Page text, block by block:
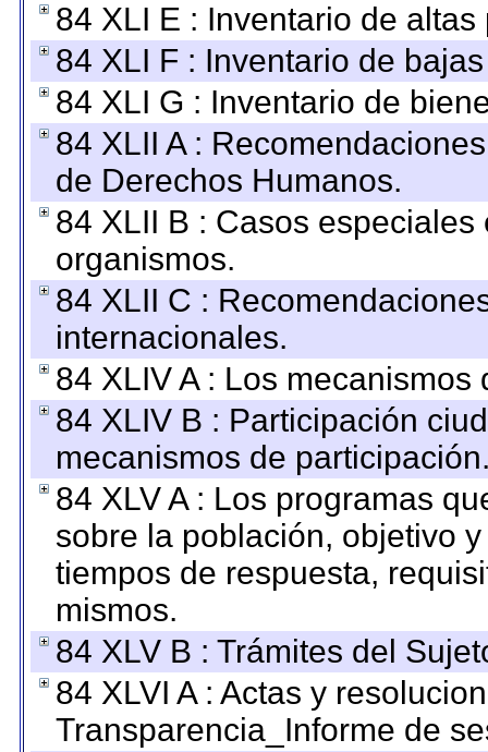
84 XLI E : Inventario de
84 XLI F : Inventario de
84 XLI G : Inventario de
84 XLII A :
de Derechos Humanos.
84 XLII B : Casos
organismos.
84 XLII C :
internacionales.
84 XLIV A : Los
84 XLIV B : Participación
mecanismos de
84 XLV A : Los programas
sobre la población, objetivo
tiempos de respuesta,
mismos.
84 XLV B : Trámites del
84 XLVI A : Actas y
Transparencia_Informe de